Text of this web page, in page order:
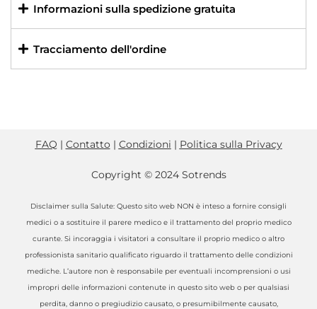
Informazioni sulla spedizione gratuita
Tracciamento dell'ordine
FAQ | Contatto | Condizioni | Politica sulla Privacy
Copyright © 2024 Sotrends
Disclaimer sulla Salute: Questo sito web NON è inteso a fornire consigli
medici o a sostituire il parere medico e il trattamento del proprio medico
curante. Si incoraggia i visitatori a consultare il proprio medico o altro
professionista sanitario qualificato riguardo il trattamento delle condizioni
mediche. L’autore non è responsabile per eventuali incomprensioni o usi
impropri delle informazioni contenute in questo sito web o per qualsiasi
perdita, danno o pregiudizio causato, o presumibilmente causato,